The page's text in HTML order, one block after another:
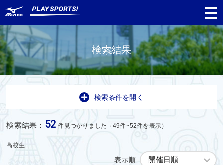
都道府県から探す
検索結果
検索条件を開く
検索結果 : 52 件見つかりました（49件~52件を表示）
高校生
表示順: